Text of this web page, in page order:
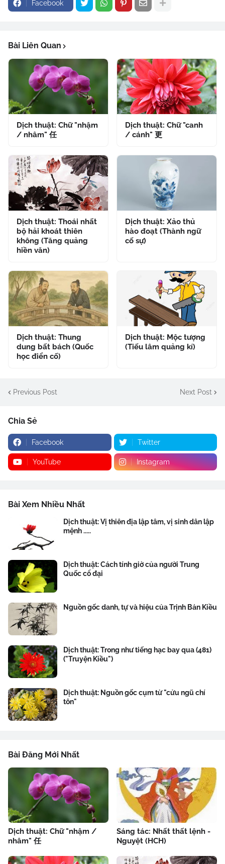
Facebook
Bài Liên Quan
Dịch thuật: Chữ "nhậm
/ nhâm" 任
Dịch thuật: Chữ "canh
/ cánh" 更
Dịch thuật: Thoái nhất
bộ hải khoát thiên
không (Tăng quảng
hiền văn)
Dịch thuật: Xảo thủ
hào đoạt (Thành ngữ
cố sự)
Dịch thuật: Thung
dung bất bách (Quốc
học điển cố)
Dịch thuật: Mộc tượng
(Tiếu lâm quảng kí)
Previous Post Next Post
Chia Sẻ
Facebook Twitter
YouTube Instagram
Bài Xem Nhiều Nhất
Dịch thuật: Vị thiên địa lập tâm, vị sinh dân lập
mệnh .....
Dịch thuật: Cách tính giờ của người Trung
Quốc cổ đại
Nguồn gốc danh, tự và hiệu của Trịnh Bản Kiều
Dịch thuật: Trong như tiếng hạc bay qua (481)
("Truyện Kiều")
Dịch thuật: Nguồn gốc cụm từ "cửu ngũ chí
tôn"
Bài Đăng Mới Nhất
Dịch thuật: Chữ "nhậm /
nhâm" 任
Sáng tác: Nhất thất lệnh -
Nguyệt (HCH)